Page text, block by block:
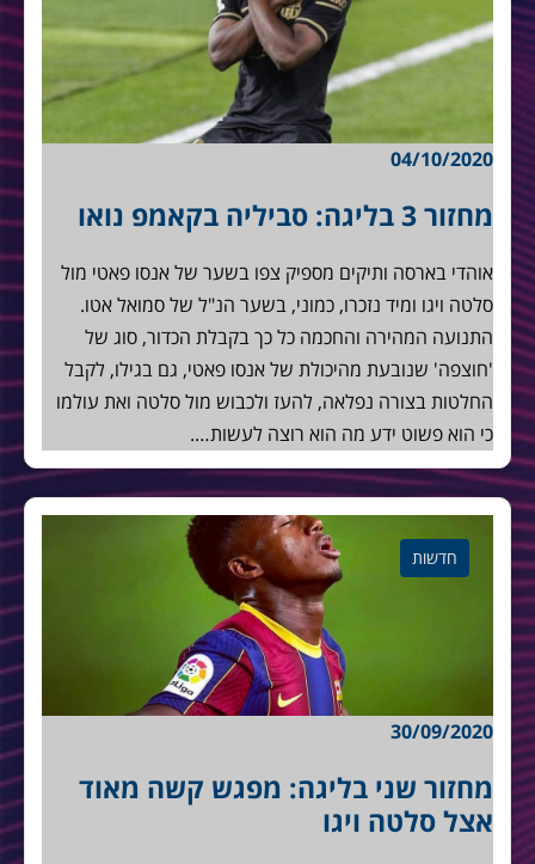
04/10/2020
מחזור 3 בליגה: סביליה בקאמפ נואו
אוהדי בארסה ותיקים מספיק צפו בשער של אנסו פאטי מול
סלטה ויגו ומיד נזכרו, כמוני, בשער הנ"ל של סמואל אטו.
התנועה המהירה והחכמה כל כך בקבלת הכדור, סוג של
'חוצפה' שנובעת מהיכולת של אנסו פאטי, גם בגילו, לקבל
החלטות בצורה נפלאה, להעז ולכבוש מול סלטה ואת עולמו
כי הוא פשוט ידע מה הוא רוצה לעשות….
חדשות
30/09/2020
מחזור שני בליגה: מפגש קשה מאוד
אצל סלטה ויגו